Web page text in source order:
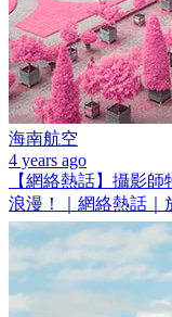
海南航空
4 years ago
【網絡熱話】攝影
浪漫！｜網絡熱話｜